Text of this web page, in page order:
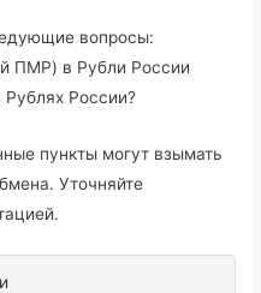
вопросы:
ПМР) в Рубли России
России?
пункты могут взымать
Уточняйте